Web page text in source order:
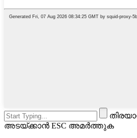
അടയ്ക്കാൻ ESC അമർത്തുക